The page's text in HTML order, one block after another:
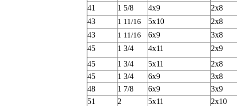
41
1 5/8 4x9 2x8
43
1 11/16 5x10 2x8
43
1 11/16 6x9 3x8
45
1 3/4 4x11 2x9
45
1 3/4 5x11 2x8
45
1 3/4 6x9 3x8
48
1 7/8 6x9 3x9
51
2 5x11 2x10